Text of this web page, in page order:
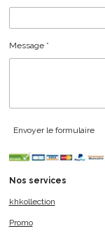
Message *
Envoyer le formulaire
Nos services
khkollection
Promo